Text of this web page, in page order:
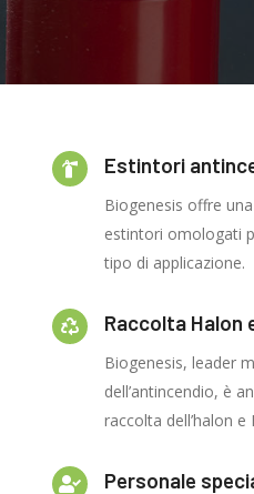
Estintori
Biogenesis offre
estintori omologati
tipo di applicazione.
Raccolta Halon
Biogenesis, leader
dell’antincendio, è
raccolta dell’halon e
Personale